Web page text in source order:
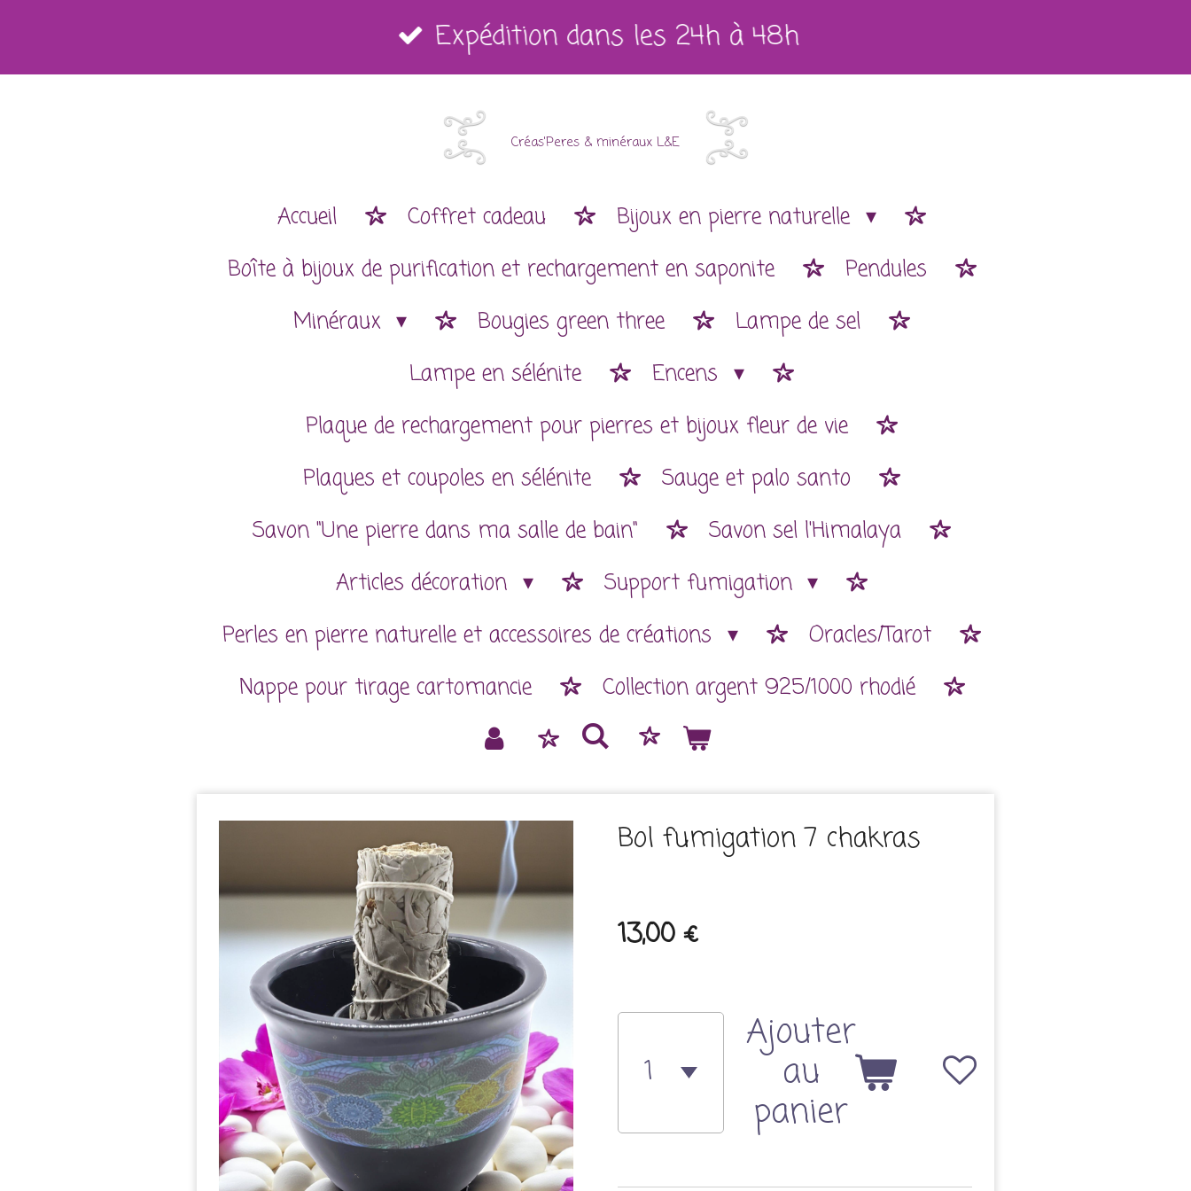
au
Expédition dans les 24h à 48h
Créas'Peres & minéraux L&E
Accueil Coffret cadeau
Bijoux en pierre naturelle
Boîte à bijoux de purification et rechargement en saponite
Pendules
Minéraux
Bougies green three
Lampe de sel
Lampe en sélénite
Encens
Plaque de rechargement pour pierres et bijoux fleur de vie
Plaques et coupoles en sélénite
Sauge et palo santo
Savon "Une pierre dans ma salle de bain"
Savon sel l'Himalaya
Articles décoration
Support fumigation
Perles en pierre naturelle et accessoires de créations
Oracles/Tarot
Nappe pour tirage cartomancie
Collection argent 925/1000 rhodié
Bol fumigation 7 chakras
13,00 €
Ajouter
au
panier